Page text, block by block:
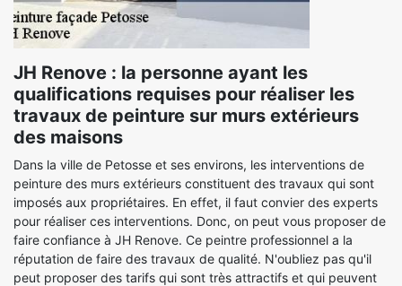
JH Renove : la personne ayant les
qualifications requises pour réaliser les
travaux de peinture sur murs extérieurs
des maisons
Dans la ville de Petosse et ses environs, les interventions de
peinture des murs extérieurs constituent des travaux qui sont
imposés aux propriétaires. En effet, il faut convier des experts
pour réaliser ces interventions. Donc, on peut vous proposer de
faire confiance à JH Renove. Ce peintre professionnel a la
réputation de faire des travaux de qualité. N'oubliez pas qu'il
peut proposer des tarifs qui sont très attractifs et qui peuvent